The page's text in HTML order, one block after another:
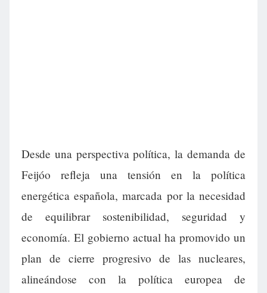
Desde una perspectiva política, la demanda de
Feijóo refleja una tensión en la política
energética española, marcada por la necesidad
de equilibrar sostenibilidad, seguridad y
economía. El gobierno actual ha promovido un
plan de cierre progresivo de las nucleares,
alineándose con la política europea de